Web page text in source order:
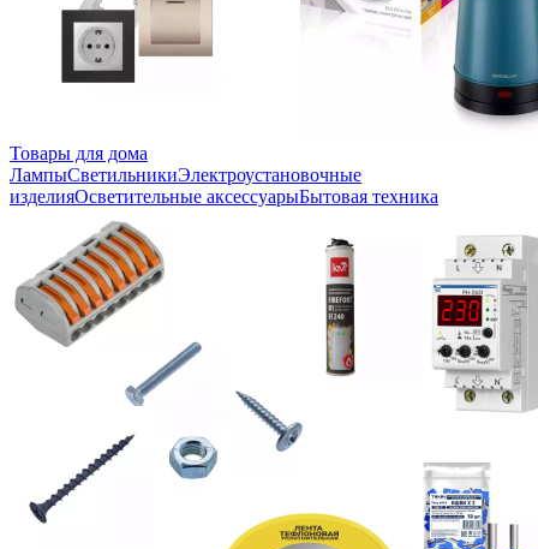
Товары для дома
ЛампыСветильникиЭлектроустановочные
изделияОсветительные аксессуарыБытовая техника